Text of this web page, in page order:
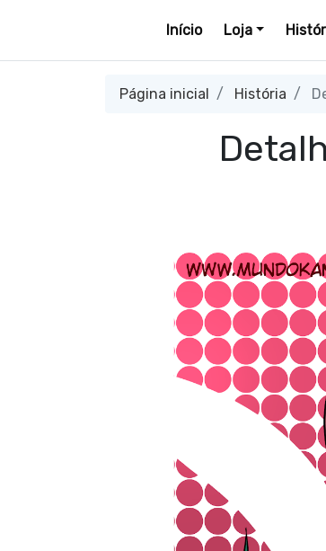
Início Loja
Página inicial História